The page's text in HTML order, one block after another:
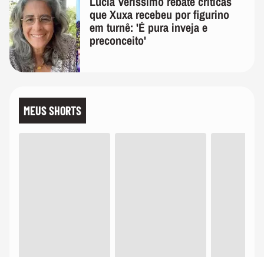
que Xuxa recebeu por figurino
em turnê: 'É pura inveja e
preconceito'
MEUS SHORTS